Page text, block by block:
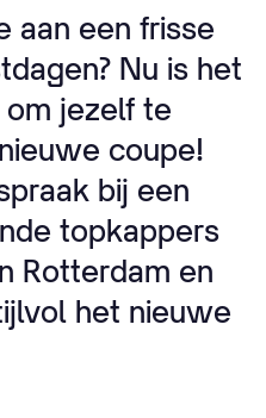
aan een frisse
Nu is het
jezelf te
coupe!
bij een
topkappers
Rotterdam en
het nieuwe